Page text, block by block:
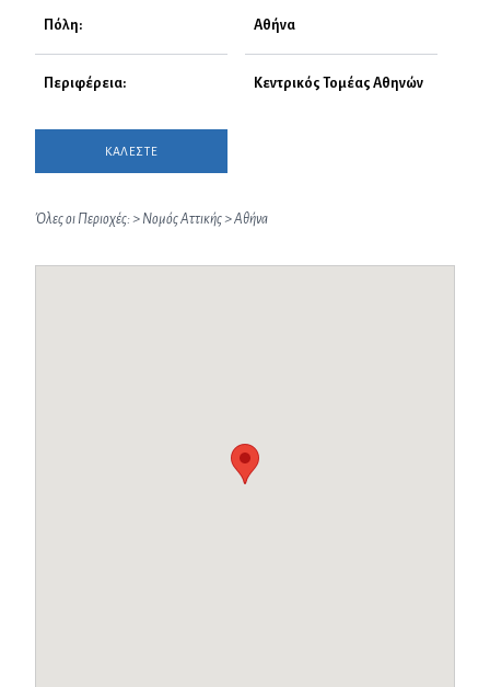
Πόλη: Αθήνα
Περιφέρεια: Κεντρικός Τομέας Αθηνών
ΚΑΛΕΣΤΕ
Όλες οι Περιοχές:> Νομός Αττικής>Αθήνα